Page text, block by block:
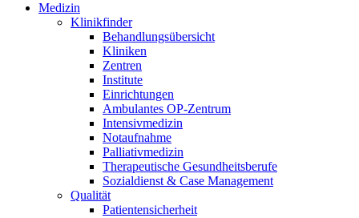
Medizin
Klinikfinder
Behandlungsübersicht
Kliniken
Zentren
Institute
Einrichtungen
Ambulantes OP-Zentrum
Intensivmedizin
Notaufnahme
Palliativmedizin
Therapeutische Gesundheitsberufe
Sozialdienst & Case Management
Qualität
Patientensicherheit